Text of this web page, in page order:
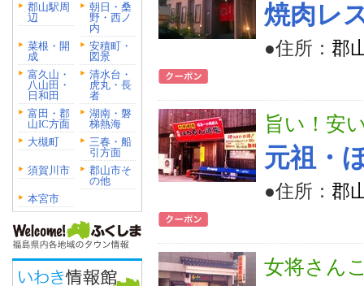
郡山駅周
辺
朝日・桑
野・西ノ
内
菜根・開
成
安積町・
図景
富久山・
八山田・
日和田
清水台・
虎丸・長
者
富田・郡
山IC方面
湖南・磐
梯熱海
大槻町
三春・船
引方面
須賀川市
郡山市そ
の他
本宮市
焼肉レ
●住所： 郡
旨い！安
元祖・
●住所： 郡
女将さん